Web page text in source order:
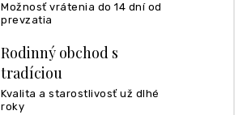
Možnosť vrátenia do 14 dní od
prevzatia
Rodinný obchod s
tradíciou
Kvalita a starostlivosť už dlhé
roky